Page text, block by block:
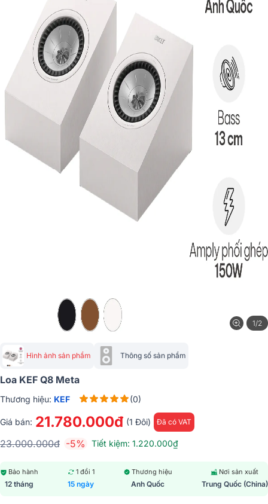
1/2
Hình ảnh sản phẩm Thông số sản phẩm
Loa KEF Q8 Meta
Thương hiệu: KEF (0)
Giá bán: 21.780.000đ (1 Đôi) Đã có VAT
23.000.000đ -5% Tiết kiệm: 1.220.000₫
Bảo hành
12 tháng
1 đổi 1
15 ngày
Thương hiệu
Anh Quốc
Nơi sản xuất
Trung Quốc (China)